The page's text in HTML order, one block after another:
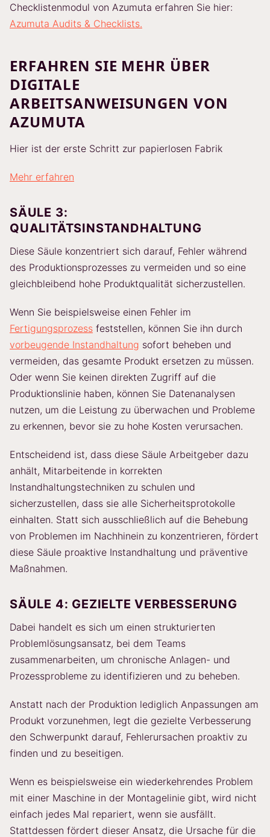
Checklistenmodul von Azumuta erfahren Sie hier:
Azumuta Audits & Checklists.
ERFAHREN SIE MEHR ÜBER
DIGITALE
ARBEITSANWEISUNGEN VON
AZUMUTA
Hier ist der erste Schritt zur papierlosen Fabrik
Mehr erfahren
SÄULE 3:
QUALITÄTSINSTANDHALTUNG
Diese Säule konzentriert sich darauf, Fehler während
des Produktionsprozesses zu vermeiden und so eine
gleichbleibend hohe Produktqualität sicherzustellen.
Wenn Sie beispielsweise einen Fehler im
Fertigungsprozess feststellen, können Sie ihn durch
vorbeugende Instandhaltung sofort beheben und
vermeiden, das gesamte Produkt ersetzen zu müssen.
Oder wenn Sie keinen direkten Zugriff auf die
Produktionslinie haben, können Sie Datenanalysen
nutzen, um die Leistung zu überwachen und Probleme
zu erkennen, bevor sie zu hohe Kosten verursachen.
Entscheidend ist, dass diese Säule Arbeitgeber dazu
anhält, Mitarbeitende in korrekten
Instandhaltungstechniken zu schulen und
sicherzustellen, dass sie alle Sicherheitsprotokolle
einhalten. Statt sich ausschließlich auf die Behebung
von Problemen im Nachhinein zu konzentrieren, fördert
diese Säule proaktive Instandhaltung und präventive
Maßnahmen.
SÄULE 4: GEZIELTE VERBESSERUNG
Dabei handelt es sich um einen strukturierten
Problemlösungsansatz, bei dem Teams
zusammenarbeiten, um chronische Anlagen- und
Prozessprobleme zu identifizieren und zu beheben.
Anstatt nach der Produktion lediglich Anpassungen am
Produkt vorzunehmen, legt die gezielte Verbesserung
den Schwerpunkt darauf, Fehlerursachen proaktiv zu
finden und zu beseitigen.
Wenn es beispielsweise ein wiederkehrendes Problem
mit einer Maschine in der Montagelinie gibt, wird nicht
einfach jedes Mal repariert, wenn sie ausfällt.
Stattdessen fördert dieser Ansatz, die Ursache für die